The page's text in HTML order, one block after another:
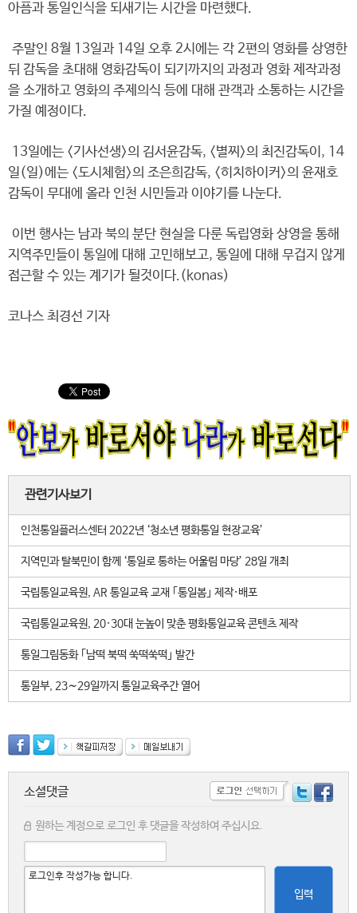
아픔과 통일인식을 되새기는 시간을 마련했다.
주말인 8월 13일과 14일 오후 2시에는 각 2편의 영화를 상영한
뒤 감독을 초대해 영화감독이 되기까지의 과정과 영화 제작과정
을 소개하고 영화의 주제의식 등에 대해 관객과 소통하는 시간을
가질 예정이다.
13일에는 <기사선생>의 김서윤감독, <별찌>의 최진감독이, 14
일(일)에는 <도시체험>의 조은희감독, <히치하이커>의 윤재호
감독이 무대에 올라 인천 시민들과 이야기를 나눈다.
이번 행사는 남과 북의 분단 현실을 다룬 독립영화 상영을 통해
지역주민들이 통일에 대해 고민해보고, 통일에 대해 무겁지 않게
접근할 수 있는 계기가 될것이다.(konas)
코나스 최경선 기자
관련기사보기
인천통일플러스센터 2022년 ‘청소년 평화통일 현장교육’
지역민과 탈북민이 함께 ‘통일로 통하는 어울림 마당’ 28일 개최
국립통일교육원, AR 통일교육 교재 ｢통일봄｣ 제작·배포
국립통일교육원, 20·30대 눈높이 맞춘 평화통일교육 콘텐츠 제작
통일그림동화 ｢남떡 북떡 쑥떡쑥떡｣ 발간
통일부, 23∼29일까지 통일교육주간 열어
소셜댓글
원하는 계정으로 로그인 후 댓글을 작성하여 주십시요.
입력